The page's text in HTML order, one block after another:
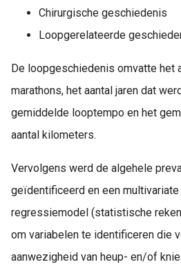
Chirurgische geschiedenis
Loopgerelateerde
De loopgeschiedenis omvatte het
marathons, het aantal jaren dat
gemiddelde looptempo en het
aantal kilometers.
Vervolgens werd de algehele
geïdentificeerd en een
regressiemodel (statistische
om variabelen te identificeren die
aanwezigheid van heup- en/of
van